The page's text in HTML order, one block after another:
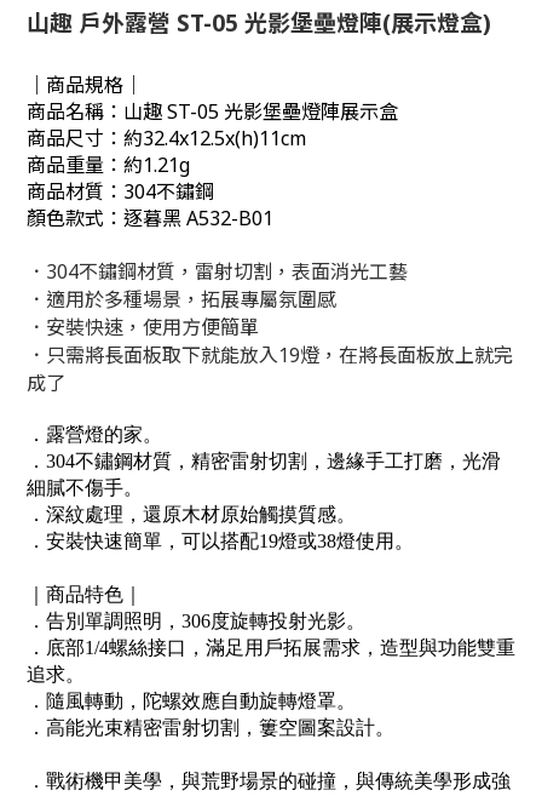
山趣 戶外露營 ST-05 光影堡壘燈陣(展示燈盒)
｜商品規格｜
商品名稱：山趣 ST-05 光影堡壘燈陣展示盒
商品尺寸：約32.4x12.5x(h)11cm
商品重量：約1.21g
商品材質：304不鏽鋼
顏色款式：逐暮黑 A532-B01
．304不鏽鋼材質，雷射切割，表面消光工藝
．適用於多種場景，拓展專屬氛圍感
．安裝快速，使用方便簡單
．只需將長面板取下就能放入19燈，在將長面板放上就完
成了
．露營燈的家。
．304不鏽鋼材質，精密雷射切割，邊緣手工打磨，光滑
細膩不傷手。
．深紋處理，還原木材原始觸摸質感。
．安裝快速簡單，可以搭配19燈或38燈使用。
｜商品特色｜
．告別單調照明，306度旋轉投射光影。
．底部1/4螺絲接口，滿足用戶拓展需求，造型與功能雙重
追求。
．隨風轉動，陀螺效應自動旋轉燈罩。
．高能光束精密雷射切割，簍空圖案設計。
．戰術機甲美學，與荒野場景的碰撞，與傳統美學形成強